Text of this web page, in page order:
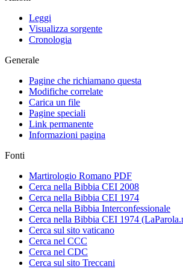
Leggi
Visualizza sorgente
Cronologia
Generale
Pagine che richiamano questa
Modifiche correlate
Carica un file
Pagine speciali
Link permanente
Informazioni pagina
Fonti
Martirologio Romano PDF
Cerca nella Bibbia CEI 2008
Cerca nella Bibbia CEI 1974
Cerca nella Bibbia Interconfessionale
Cerca nella Bibbia CEI 1974
Cerca sul sito vaticano
Cerca nel CCC
Cerca nel CDC
Cerca sul sito Treccani